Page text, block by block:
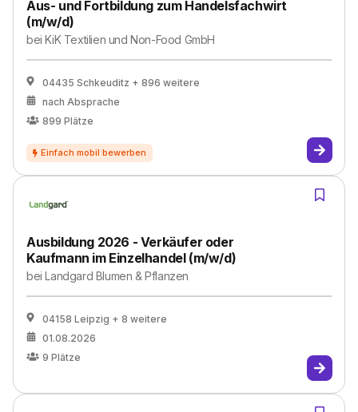
Aus- und Fortbildung zum Handelsfachwirt
(m/w/d)
beiKiK Textilien und Non-Food GmbH
04435 Schkeuditz + 896 weitere
nach Absprache
899 Plätze
Ausbildung 2026 - Verkäufer oder
Kaufmann im Einzelhandel (m/w/d)
beiLandgard Blumen & Pflanzen
04158 Leipzig + 8 weitere
01.08.2026
9 Plätze